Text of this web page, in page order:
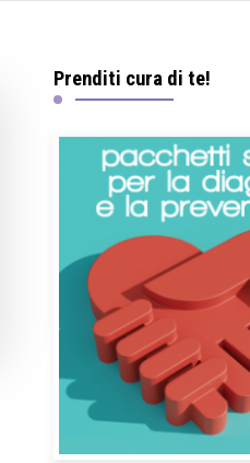
Prenditi cura di te!